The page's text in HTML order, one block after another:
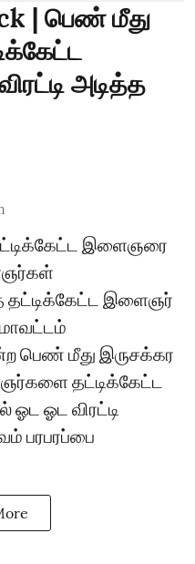
| பெண் மீது
அடித்த
இளைஞரை
இளைஞர்
பெண் மீது இருசக்கர
தட்டிக்கேட்ட
ஓட விரட்டி
பரபரப்பை